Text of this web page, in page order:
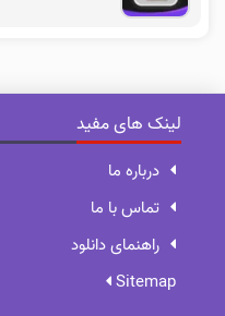
لینک های مفید
درباره ما
تماس با ما
راهنمای دانلود
Sitemap